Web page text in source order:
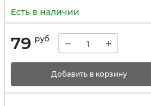
Есть в наличии
79 руб − +
Добавить в корзину